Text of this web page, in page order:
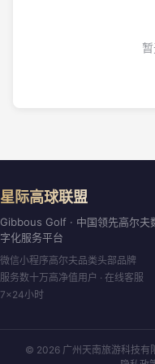
星际高球联盟
Gibbous Golf · 中国领先高尔夫
字化服务平台
微信小程序高尔夫品类头部品牌
服务数十万高净值用户 · 在线客服
7×24小时
© 2026 广州天南旅游科技有